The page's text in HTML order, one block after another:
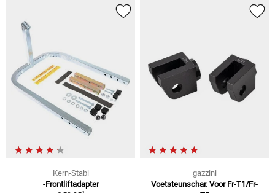
Kern-Stabi
-Frontliftadapter
gazzini
Voetsteunschar. Voor Fr-T1/Fr-